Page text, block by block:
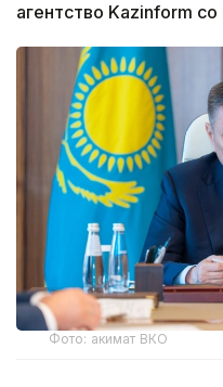
агентство Kazinform
Фото: акимат ВКО